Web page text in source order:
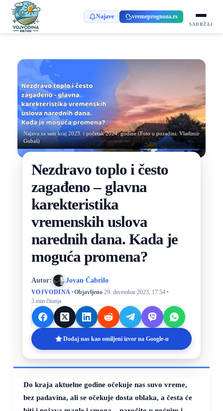
Najave vremeprognoza.rs
SADRŽAJ
Najava za sam kraj 2023. i početak 2024. godine (Foto u pozadini: Vladimir
Gubaš)
Nezdravo toplo i često
zagađeno – glavna
karekteristika
vremenskih uslova
narednih dana. Kada je
moguća promena?
Autor: Jovan Čabrilo
VOJVODINA ·Objavljeno 29. decembar 2023, 17:54 ·
3 min čitanja
Dodaj nas kao omiljeni izvor na Google-u
Do kraja aktuelne godine očekuje nas suvo vreme,
bez padavina, ali se očekuje dosta oblaka, a česta će